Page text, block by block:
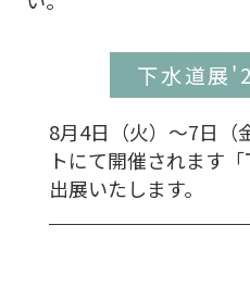
下水道展
8月4日（火）～7日（
トにて開催されます
出展いたします。